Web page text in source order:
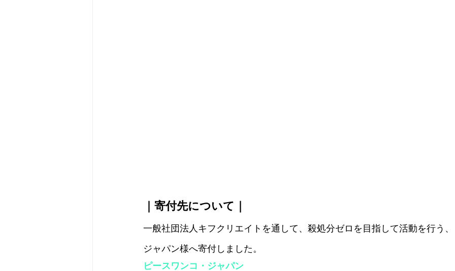
｜寄付先について｜
一般社団法人キフクリエイトを通して、殺処分ゼロを目指して活動を行う、
ジャパン様へ寄付しました。
ピースワンコ・ジャパン